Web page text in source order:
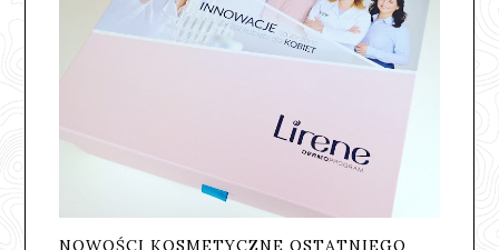
NOWOŚCI KOSMETYCZNE OSTATNIEGO